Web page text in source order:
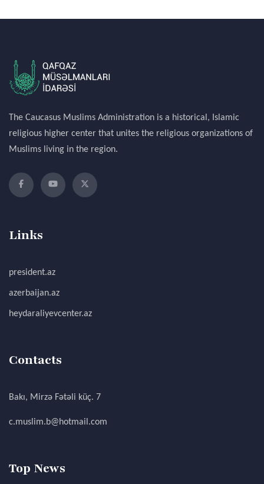
The Caucasus Muslims Administration is a historical, Islamic
religious higher center that unites the religious organizations of
Muslims living in the region.
Links
president.az
azerbaijan.az
heydaraliyevcenter.az
Contacts
Bakı, Mirzə Fətəli küç. 7
c.muslim.b@hotmail.com
Top News